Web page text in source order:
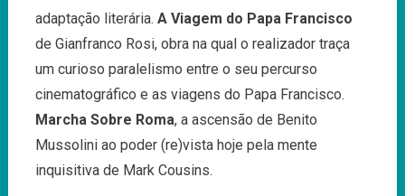
adaptação literária. A Viagem do Papa Francisco
de Gianfranco Rosi, obra na qual o realizador traça
um curioso paralelismo entre o seu percurso
cinematográfico e as viagens do Papa Francisco.
Marcha Sobre Roma, a ascensão de Benito
Mussolini ao poder (re)vista hoje pela mente
inquisitiva de Mark Cousins.